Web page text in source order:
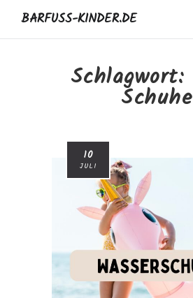
BARFUSS-KINDER.DE
WISSENSWERTES
ÜBER MICH
IMPRESSUM
Schlagwort:
Schuhe
10
JULI